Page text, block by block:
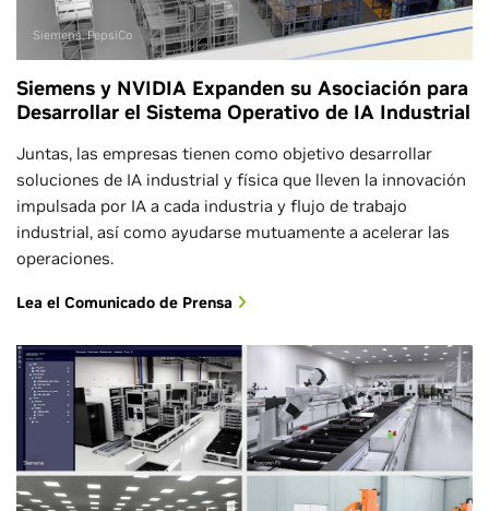
Siemens, PepsiCo
Siemens y NVIDIA Expanden su Asociación para
Desarrollar el Sistema Operativo de IA Industrial
Juntas, las empresas tienen como objetivo desarrollar
soluciones de IA industrial y física que lleven la innovación
impulsada por IA a cada industria y flujo de trabajo
industrial, así como ayudarse mutuamente a acelerar las
operaciones.
Lea el Comunicado de Prensa